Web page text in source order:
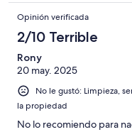
Opinión verificada
2/10 Terrible
Rony
20 may. 2025
No le gustó: Limpieza,
la propiedad
No lo recomiendo para